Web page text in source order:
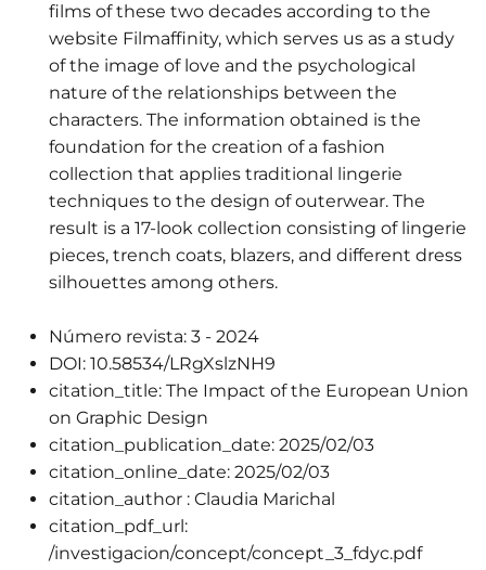
films of these two decades according to the
website Filmaffinity, which serves us as a study
of the image of love and the psychological
nature of the relationships between the
characters. The information obtained is the
foundation for the creation of a fashion
collection that applies traditional lingerie
techniques to the design of outerwear. The
result is a 17-look collection consisting of lingerie
pieces, trench coats, blazers, and different dress
silhouettes among others.
Número revista: 3 - 2024
DOI: 10.58534/LRgXslzNH9
citation_title: The Impact of the European Union
on Graphic Design
citation_publication_date: 2025/02/03
citation_online_date: 2025/02/03
citation_author : Claudia Marichal
citation_pdf_url:
/investigacion/concept/concept_3_fdyc.pdf